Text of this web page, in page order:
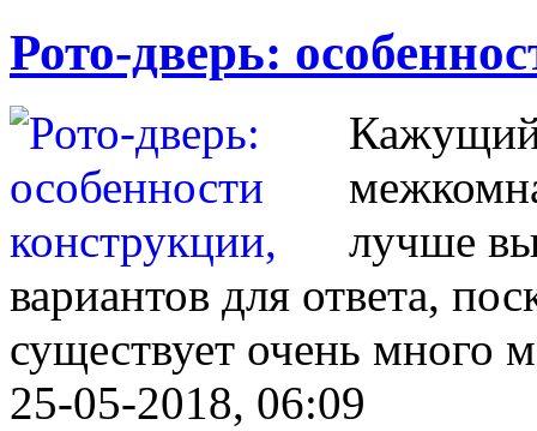
Рото-дверь:
лучше
вариантов для ответа,
существует очень много
25-05-2018, 06:09